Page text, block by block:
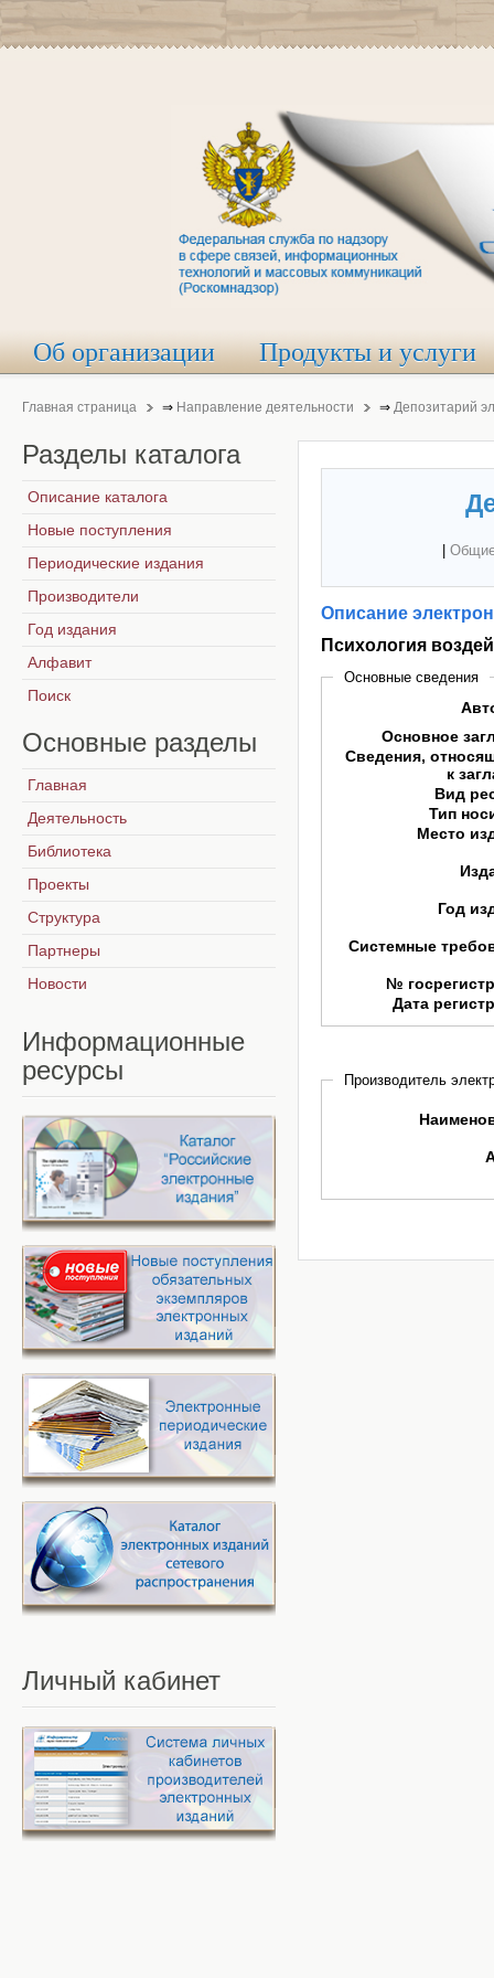
Об организации Продукты и услуги
Главная страница ⇒ Направление деятельности ⇒ Депозитарий
Описание
Психология
Основные сведения
Основное
Сведения,
к
Вид
Тип
Место
Год
Системные
№
Дата
Производитель
Разделы каталога
Описание каталога
Новые поступления
Периодические издания
Производители
Год издания
Алфавит
Поиск
Основные разделы
Главная
Деятельность
Библиотека
Проекты
Структура
Партнеры
Новости
Информационные
ресурсы
Личный кабинет